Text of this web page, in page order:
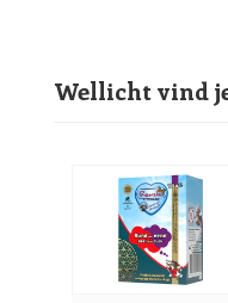
Wellicht vind